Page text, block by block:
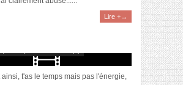
Lire +→
Objectif Poids Santé #63 : on n’est
ainsi, t'as le temps mais pas l'énergie,